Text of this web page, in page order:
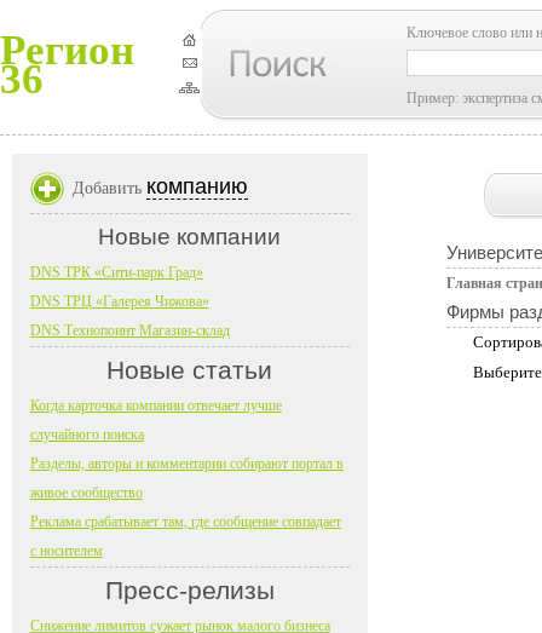
Регион
36
Ключевое слово или
Пример: экспертиза
Главная
Фирмы
Добавить компанию
Новые компании
DNS ТРК «Сити-парк Град»
DNS ТРЦ «Галерея Чижова»
DNS Технопоинт Магазин-склад
Новые статьи
Когда карточка компании отвечает лучше
случайного поиска
Разделы, авторы и комментарии собирают портал в
живое сообщество
Реклама срабатывает там, где сообщение совпадает
с носителем
Пресс-релизы
Снижение лимитов сужает рынок малого бизнеса